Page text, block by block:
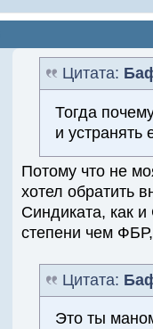
Цитата:
Тогда
и устранять
Потому что не
хотел обратить
Синдиката, как
степени чем
Цитата:
Это ты